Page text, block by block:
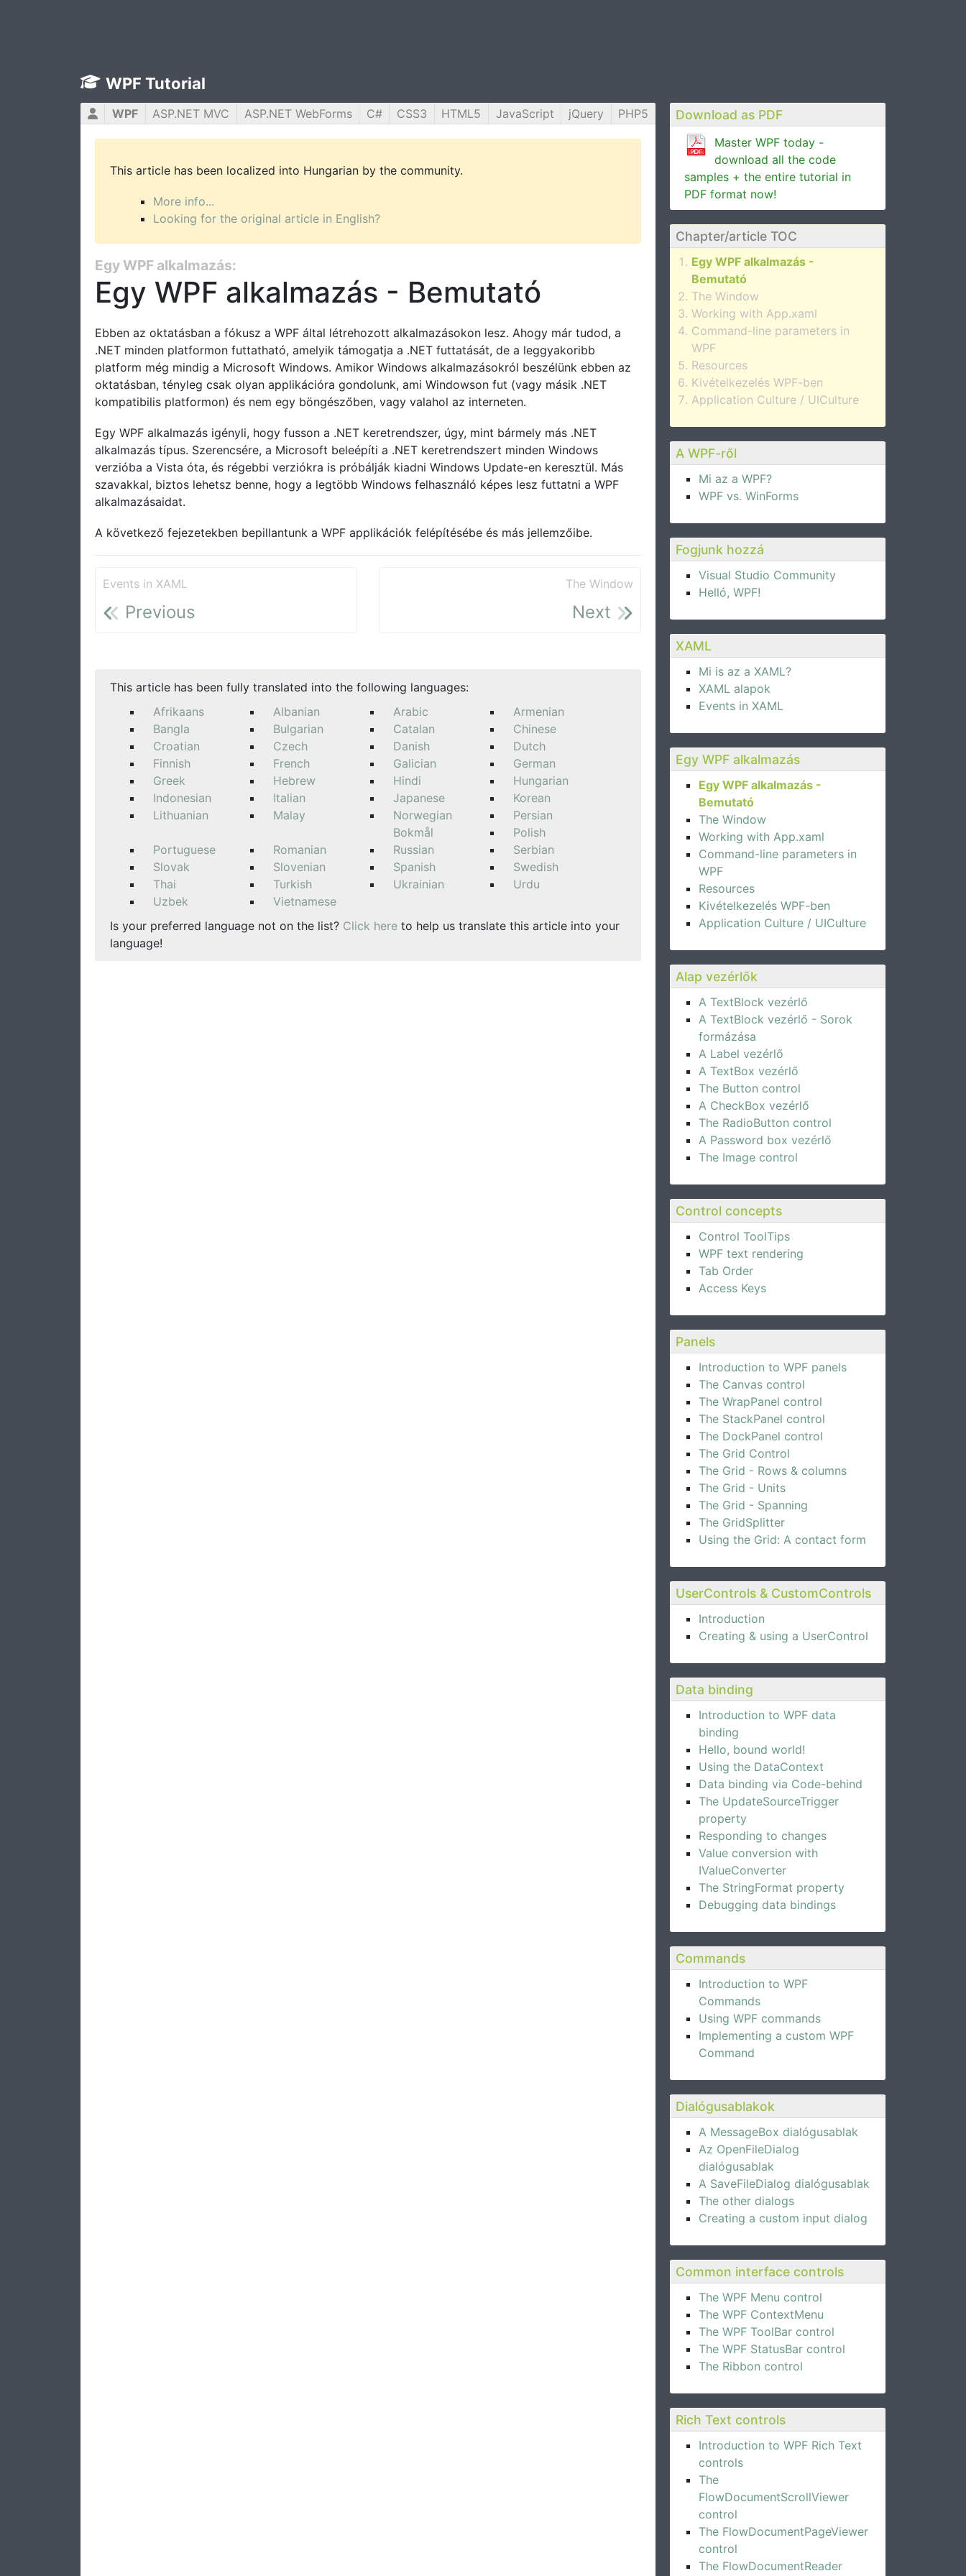
WPF Tutorial
Download as PDF
Master WPF today -
download all the code
samples + the entire tutorial in
PDF format now!
Chapter/article TOC
Egy WPF alkalmazás -
Bemutató
The Window
Working with App.xaml
Command-line parameters in
WPF
Resources
Kivételkezelés WPF-ben
Application Culture / UICulture
A WPF-ről
Mi az a WPF?
WPF vs. WinForms
Fogjunk hozzá
Visual Studio Community
Helló, WPF!
XAML
Mi is az a XAML?
XAML alapok
Events in XAML
Egy WPF alkalmazás
Egy WPF alkalmazás -
Bemutató
The Window
Working with App.xaml
Command-line parameters in
WPF
Resources
Kivételkezelés WPF-ben
Application Culture / UICulture
Alap vezérlők
A TextBlock vezérlő
A TextBlock vezérlő - Sorok
formázása
A Label vezérlő
A TextBox vezérlő
The Button control
A CheckBox vezérlő
The RadioButton control
A Password box vezérlő
The Image control
Control concepts
Control ToolTips
WPF text rendering
Tab Order
Access Keys
Panels
Introduction to WPF panels
The Canvas control
The WrapPanel control
The StackPanel control
The DockPanel control
The Grid Control
The Grid - Rows & columns
The Grid - Units
The Grid - Spanning
The GridSplitter
Using the Grid: A contact form
UserControls & CustomControls
Introduction
Creating & using a UserControl
Data binding
Introduction to WPF data
binding
Hello, bound world!
Using the DataContext
Data binding via Code-behind
The UpdateSourceTrigger
property
Responding to changes
Value conversion with
IValueConverter
The StringFormat property
Debugging data bindings
Commands
Introduction to WPF
Commands
Using WPF commands
Implementing a custom WPF
Command
Dialógusablakok
A MessageBox dialógusablak
Az OpenFileDialog
dialógusablak
A SaveFileDialog dialógusablak
The other dialogs
Creating a custom input dialog
Common interface controls
The WPF Menu control
The WPF ContextMenu
The WPF ToolBar control
The WPF StatusBar control
The Ribbon control
Rich Text controls
Introduction to WPF Rich Text
controls
The
FlowDocumentScrollViewer
control
The FlowDocumentPageViewer
control
The FlowDocumentReader
WPF ASP.NET MVC ASP.NET WebForms C# CSS3 HTML5 JavaScript jQuery PHP5
This article has been localized into Hungarian by the community.
More info...
Looking for the original article in English?
Egy WPF alkalmazás:
Egy WPF alkalmazás - Bemutató
Ebben az oktatásban a fókusz a WPF által létrehozott alkalmazásokon lesz. Ahogy már tudod, a
.NET minden platformon futtatható, amelyik támogatja a .NET futtatását, de a leggyakoribb
platform még mindig a Microsoft Windows. Amikor Windows alkalmazásokról beszélünk ebben az
oktatásban, tényleg csak olyan applikációra gondolunk, ami Windowson fut (vagy másik .NET
kompatibilis platformon) és nem egy böngészőben, vagy valahol az interneten.
Egy WPF alkalmazás igényli, hogy fusson a .NET keretrendszer, úgy, mint bármely más .NET
alkalmazás típus. Szerencsére, a Microsoft beleépíti a .NET keretrendszert minden Windows
verzióba a Vista óta, és régebbi verziókra is próbálják kiadni Windows Update-en keresztül. Más
szavakkal, biztos lehetsz benne, hogy a legtöbb Windows felhasználó képes lesz futtatni a WPF
alkalmazásaidat.
A következő fejezetekben bepillantunk a WPF applikációk felépítésébe és más jellemzőibe.
Events in XAML
Previous
The Window
Next
This article has been fully translated into the following languages:
Afrikaans
Albanian Arabic
Armenian
Bangla
Bulgarian Catalan
Chinese
Croatian
Czech Danish
Dutch
Finnish
French Galician
German
Greek
Hebrew Hindi
Hungarian
Indonesian
Italian Japanese
Korean
Lithuanian
Malay
Norwegian
Bokmål
Persian
Polish
Portuguese
Romanian Russian
Serbian
Slovak
Slovenian Spanish
Swedish
Thai
Turkish Ukrainian
Urdu
Uzbek
Vietnamese
Is your preferred language not on the list? Click here to help us translate this article into your
language!